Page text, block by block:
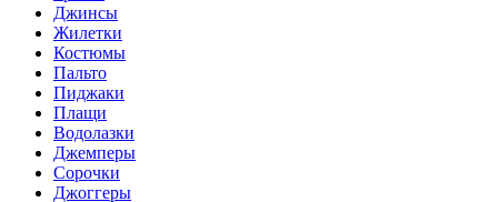
Джинсы
Жилетки
Костюмы
Пальто
Пиджаки
Плащи
Водолазки
Джемперы
Сорочки
Джоггеры